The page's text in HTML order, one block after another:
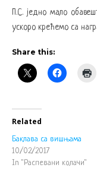
П.С. једно мало
ускоро крећемо са
Share this:
Related
Баклава са вишњама
10/02/2017
In "Распевани колачи"